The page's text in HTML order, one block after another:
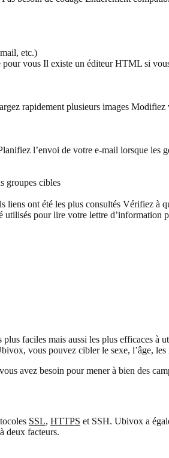
etc.)
pour vous Il existe un éditeur HTML si
rapidement plusieurs images Modifiez
l’envoi de votre e-mail lorsque les
groupes cibles
liens ont été les plus consultés Vérifiez à
utilisés pour lire votre lettre d’information
faciles mais aussi les plus efficaces à
vous pouvez cibler le sexe, l’âge,
avez besoin pour mener à bien des
SSL, HTTPS et SSH. Ubivox a
deux facteurs.